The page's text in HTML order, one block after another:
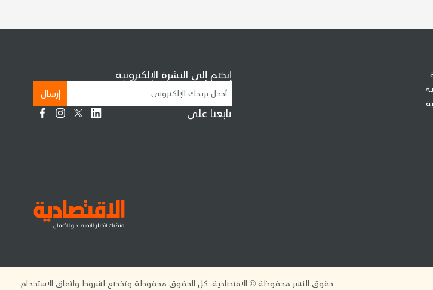
إنضم إلى النشرة الإلكترونية
إرسال
تابعنا على
حقوق النشر محفوظة © الاقتصادية. كل الحقوق محفوظة وتخضع لشروط واتفاق الاستخدام.